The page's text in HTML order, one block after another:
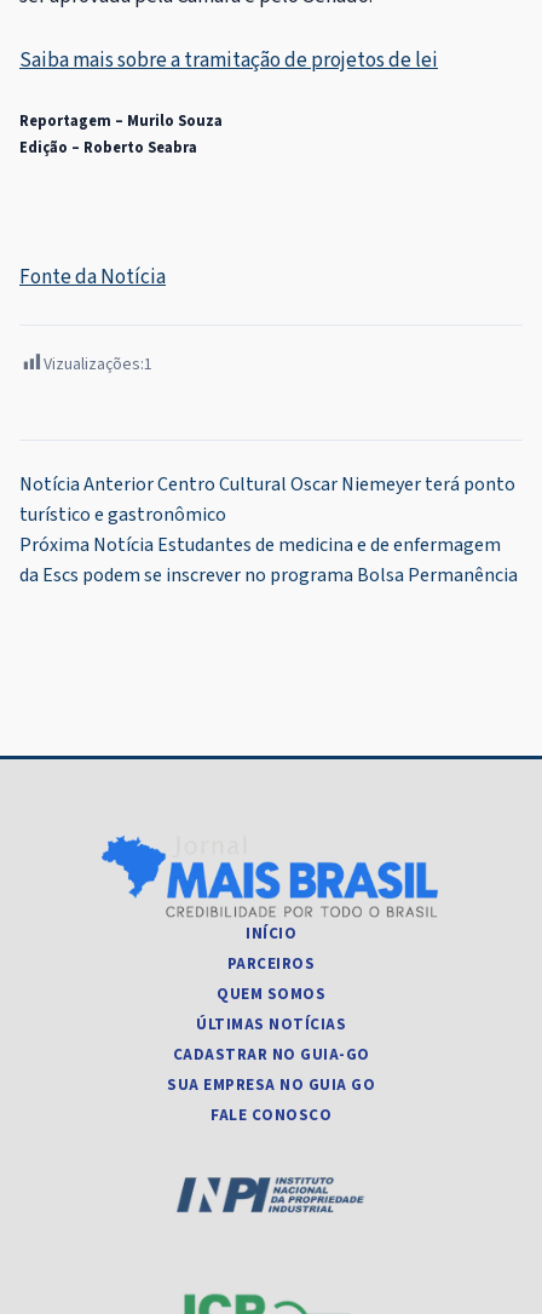
Saiba mais sobre a tramitação de projetos de lei
Reportagem – Murilo Souza
Edição – Roberto Seabra
Fonte da Notícia
Vizualizações:1
Navegação
de
Post
Notícia AnteriorCentro Cultural Oscar Niemeyer terá ponto
turístico e gastronômico
Próxima Notícia Estudantes de medicina e de enfermagem
da Escs podem se inscrever no programa Bolsa Permanência
INÍCIO
PARCEIROS
QUEM SOMOS
ÚLTIMAS NOTÍCIAS
CADASTRAR NO GUIA-GO
SUA EMPRESA NO GUIA GO
FALE CONOSCO